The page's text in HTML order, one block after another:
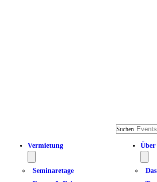
Suchen
Vermietung
Seminaretage
Über